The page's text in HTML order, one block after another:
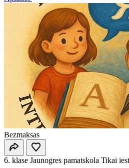
Bezmaksas
6. klase Jaunogres pamatskola Tikai